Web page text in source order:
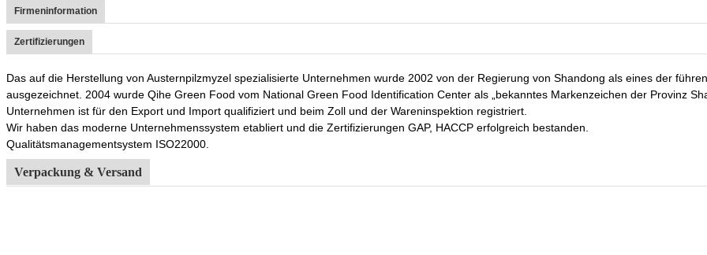
Firmeninformation
Zertifizierungen
Das auf die Herstellung von Austernpilzmyzel spezialisierte Unternehmen wurde 2002 von der Regierung von Shandong als eines der
ausgezeichnet. 2004 wurde Qihe Green Food vom National Green Food Identification Center als „bekanntes Markenzeichen der Provinz
Unternehmen ist für den Export und Import qualifiziert und beim Zoll und der Wareninspektion registriert.
Wir haben das moderne Unternehmenssystem etabliert und die Zertifizierungen GAP, HACCP erfolgreich bestanden.
Qualitätsmanagementsystem ISO22000.
Verpackung & Versand